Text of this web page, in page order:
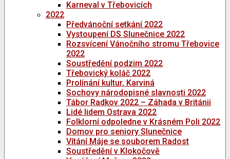
Karneval v Třebovicích
2022
Předvánoční setkání 2022
Vystoupení DS Slunečnice 2022
Rozsvícení Vánočního stromu Třebovice
2022
Soustředění podzim 2022
Třebovický koláč 2022
Prolínání kultur, Karviná
Sochovy národopisné slavnosti 2022
Tábor Radkov 2022 – Záhada v Británii
Lidé lidem Ostrava 2022
Folklorní odpoledne v Krásném Poli 2022
Domov pro seniory Slunečnice
Vítání Máje se souborem Radost
Soustředění v Klokočově